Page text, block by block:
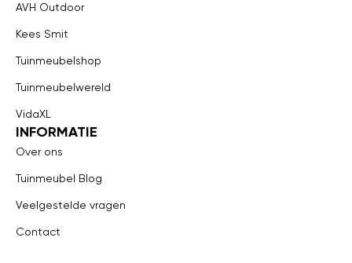
AVH Outdoor
Kees Smit
Tuinmeubelshop
Tuinmeubelwereld
VidaXL
INFORMATIE
Over ons
Tuinmeubel Blog
Veelgestelde vragen
Contact